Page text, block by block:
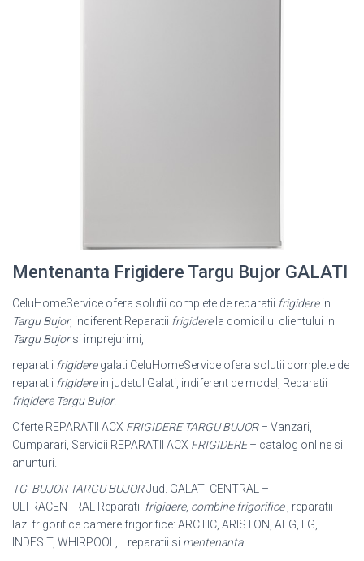
Mentenanta Frigidere Targu Bujor GALATI
CeluHomeService ofera solutii complete de reparatii frigiderein
Targu Bujor, indiferent Reparatii frigiderela domiciliul clientului in
Targu Bujorsi imprejurimi
reparatii frigideregalati CeluHomeService ofera solutii complete de
reparatii frigiderein judetul Galati, indiferent de model, Reparatii
frigidere Targu Bujor.
Oferte REPARATII ACX FRIGIDERE TARGU BUJOR– Vanzari,
Cumparari, Servicii REPARATII ACX FRIGIDERE– catalog online si
anunturi.
TG. BUJOR TARGU BUJORJud. GALATI CENTRAL –
ULTRACENTRAL Reparatii frigidere, combine frigorifice, reparatii
lazi frigorifice camere frigorifice: ARCTIC, ARISTON, AEG, LG,
INDESIT, WHIRPOOL, .. reparatii si mentenanta.